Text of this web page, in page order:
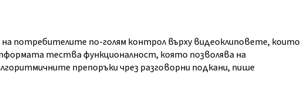
на потребителите по-голям контрол върху видеоклиповете, които
тества функционалност, която позволява на
препоръки чрез разговорни подкани, пише